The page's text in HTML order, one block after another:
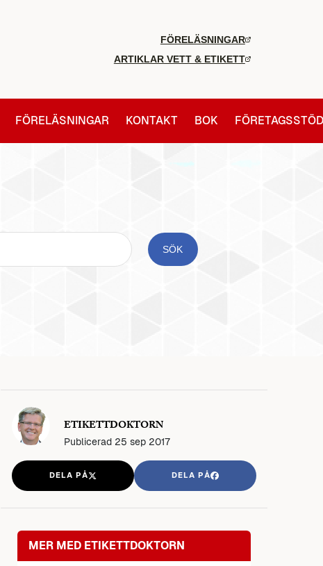
FÖRELÄSNINGAR
ARTIKLAR VETT & ETIKETT
FÖRELÄSNINGAR KONTAKT BOK FÖRETAGSSTÖD
ETIKETTDOKTORN
Publicerad 25 sep 2017
DELA PÅ DELA PÅ
MER MED ETIKETTDOKTORN